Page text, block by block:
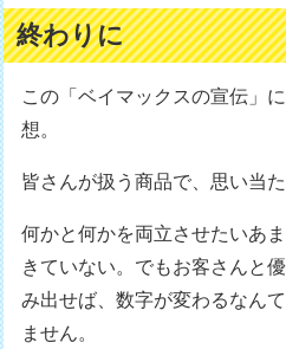
終わりに
この「ベイマックスの宣伝」
想。
皆さんが扱う商品で、思い当
何かと何かを両立させたいあ
きていない。でもお客さんと
み出せば、数字が変わるなん
ません。